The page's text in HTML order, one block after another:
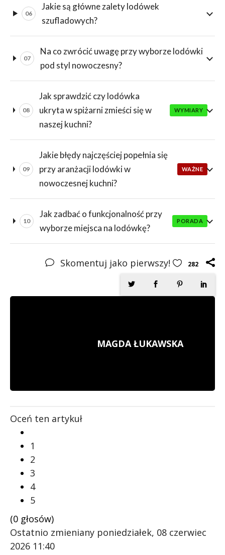
06
Jakie są główne zalety lodówek
szufladowych?
07
Na co zwrócić uwagę przy wyborze lodówki
pod styl nowoczesny?
08
Jak sprawdzić czy lodówka
ukryta w spiżarni zmieści się w
naszej kuchni?
WYMIARY
09
Jakie błędy najczęściej popełnia się
przy aranżacji lodówki w
nowoczesnej kuchni?
WAŻNE
10
Jak zadbać o funkcjonalność przy
wyborze miejsca na lodówkę?
PORADA
Skomentuj jako pierwszy! 282
MAGDA ŁUKAWSKA
Oceń ten artykuł
1
2
3
4
5
(0 głosów)
Ostatnio zmieniany poniedziałek, 08 czerwiec
2026 11:40